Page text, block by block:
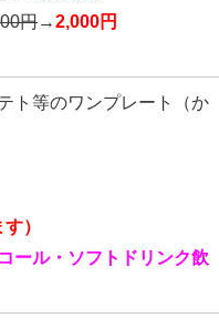
円→2,000円
ト等のワンプレート（か
）
ール・ソフトドリンク飲